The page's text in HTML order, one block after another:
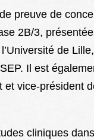
preuve de
2B/3,
de
Il est
et vice-président
cliniques